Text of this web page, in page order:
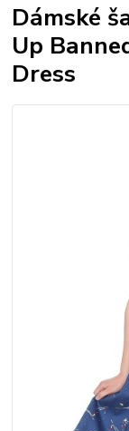
Dámské
Up
Dress